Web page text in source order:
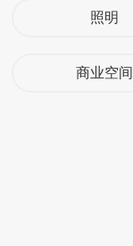
照明
商业空间